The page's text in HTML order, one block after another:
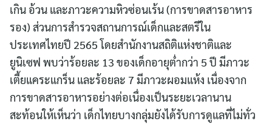
เกิน อ้วน และภาวะความหิวซ่อนเร้น (การขาดสารอาหาร
รอง) ส่วนการสำรวจสถานการณ์เด็กและสตรีใน
ประเทศไทยปี 2565 โดยสำนักงานสถิติแห่งชาติและ
ยูนิเซฟ พบว่าร้อยละ 13 ของเด็กอายุต่ำกว่า 5 ปี มีภาวะ
เตี้ยแคระแกร็น และร้อยละ 7 มีภาวะผอมแห้ง เนื่องจาก
การขาดสารอาหารอย่างต่อเนื่องเป็นระยะเวลานาน
สะท้อนให้เห็นว่า เด็กไทยบางกลุ่มยังได้รับการดูแลที่ไม่ทั่ว